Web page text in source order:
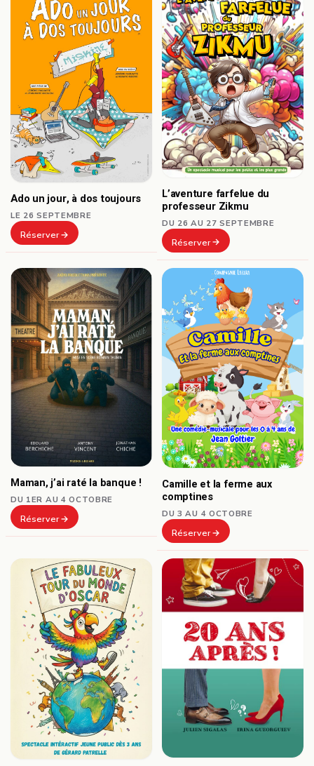
Ado un jour, à dos toujours
LE 26 SEPTEMBRE
Réserver
L’aventure farfelue du
professeur Zikmu
DU 26 AU 27 SEPTEMBRE
Réserver
Maman, j’ai raté la banque !
DU 1ER AU 4 OCTOBRE
Réserver
Camille et la ferme aux
comptines
DU 3 AU 4 OCTOBRE
Réserver